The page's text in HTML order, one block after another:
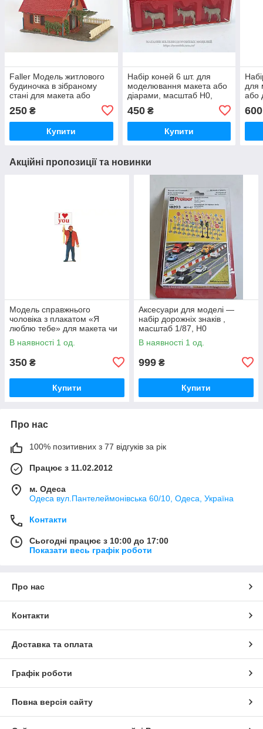
Faller Модель житлового
будиночка в зібраному
станi для макета або
H0,1/87
250 ₴
Купити
Набір коней 6 шт. для
моделювання макета або
діарами, масштаб H0,
450₴
Купити
для
або
600
Акційні пропозиції та новинки
Модель справжнього
чоловiка з плакатом «Я
люблю тебе» для макета чи
діарами, масштаб 1:87
В наявності 1 од.
350 ₴
Купити
Аксесуари для моделі —
набір дорожніх знаків ,
масштаб 1/87, H0
В наявності 1 од.
999 ₴
Купити
Про нас
100% позитивних з 77 відгуків за рік
Працює з 11.02.2012
м. Одеса
Одеса вул.Пантелеймонівська 60/10, Одеса, Україна
Контакти
Сьогодні працює з 10:00 до 17:00
Показати весь графік роботи
Про нас
Контакти
Доставка та оплата
Графік роботи
Повна версія сайту